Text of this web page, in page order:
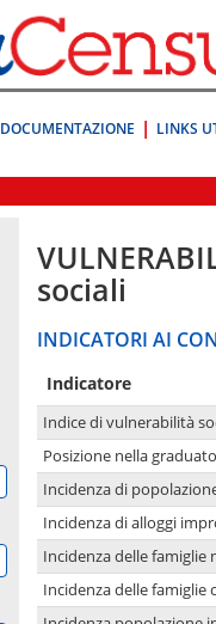
DOCUMENTAZIONE LINKS
sociali
INDICATORI AI
Indicatore
Indice di vulnerabilità
Posizione nella
Incidenza di
Incidenza di alloggi
Incidenza delle famiglie
Incidenza delle famiglie